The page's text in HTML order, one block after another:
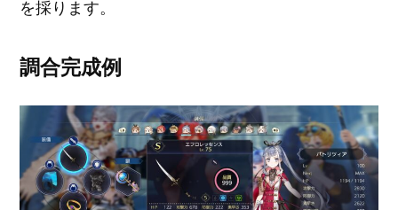
を採ります。
調合完成例